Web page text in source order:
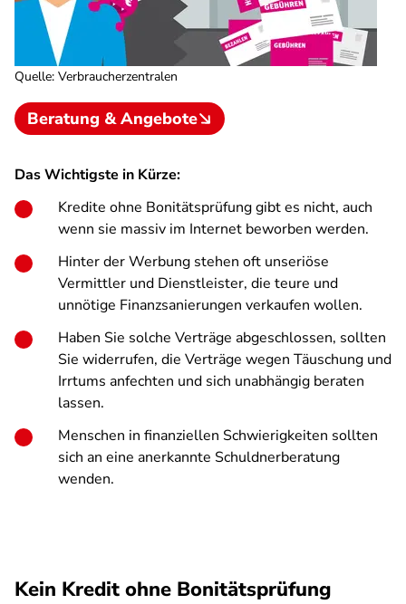
Quelle: Verbraucherzentralen
Beratung & Angebote
Das Wichtigste in Kürze:
Kredite ohne Bonitätsprüfung gibt es nicht, auch
wenn sie massiv im Internet beworben werden.
Hinter der Werbung stehen oft unseriöse
Vermittler und Dienstleister, die teure und
unnötige Finanzsanierungen verkaufen wollen.
Haben Sie solche Verträge abgeschlossen, sollten
Sie widerrufen, die Verträge wegen Täuschung und
Irrtums anfechten und sich unabhängig beraten
lassen.
Menschen in finanziellen Schwierigkeiten sollten
sich an eine anerkannte Schuldnerberatung
wenden.
Kein Kredit ohne Bonitätsprüfung